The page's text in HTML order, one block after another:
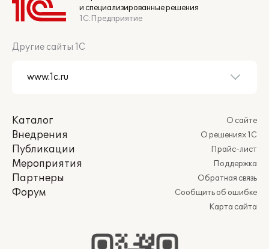
и специализированные решения
1С:Предприятие
Другие сайты 1С
Каталог
Внедрения
Публикации
Мероприятия
Партнеры
Форум
О сайте
О решениях 1С
Прайс-лист
Поддержка
Обратная связь
Сообщить об ошибке
Карта сайта